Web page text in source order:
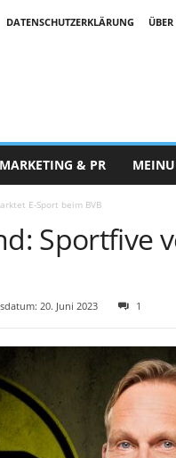
DATENSCHUTZERKLÄRUNG
MARKETING & PR
E-Sport beim BVB
Sportfive
20. Juni 2023 1